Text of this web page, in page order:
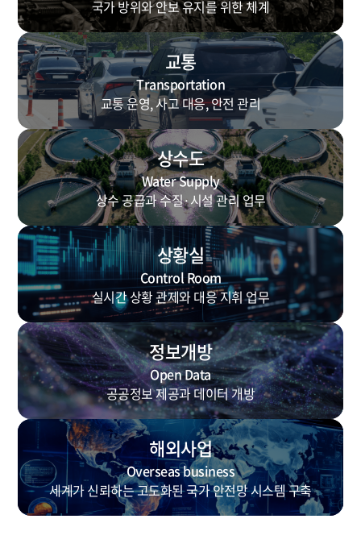
국가 방위와 안보 유지를 위한 체계
교통
Transportation
교통 운영, 사고 대응, 안전 관리
상수도
Water Supply
상수 공급과 수질·시설 관리 업무
상황실
Control Room
실시간 상황 관제와 대응 지휘 업무
정보개방
Open Data
공공정보 제공과 데이터 개방
해외사업
Overseas business
세계가 신뢰하는 고도화된 국가 안전망 시스템 구축